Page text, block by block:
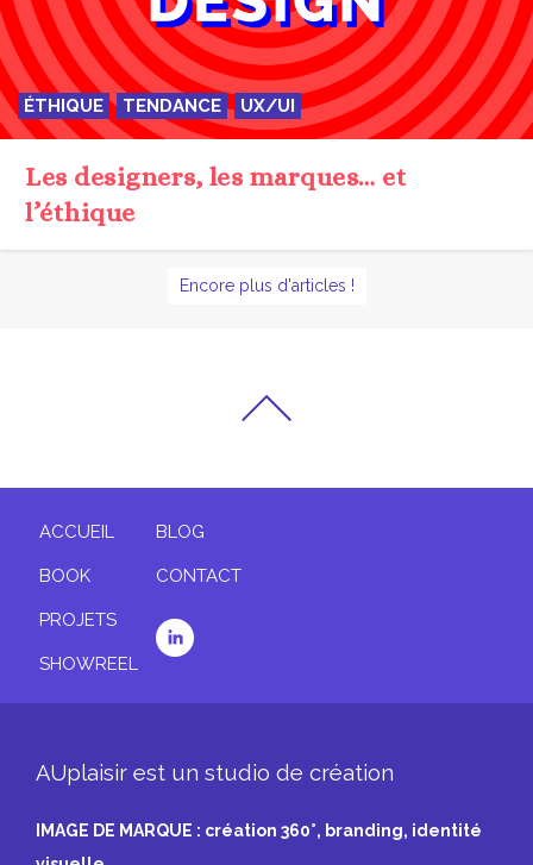
ÉTHIQUE TENDANCE UX/UI
Les designers, les marques… et
l’éthique
Encore plus d'articles !
ACCUEIL
BOOK
PROJETS
SHOWREEL
BLOG
CONTACT
AUplaisir est un studio de création
IMAGE DE MARQUE : création 360°, branding, identité